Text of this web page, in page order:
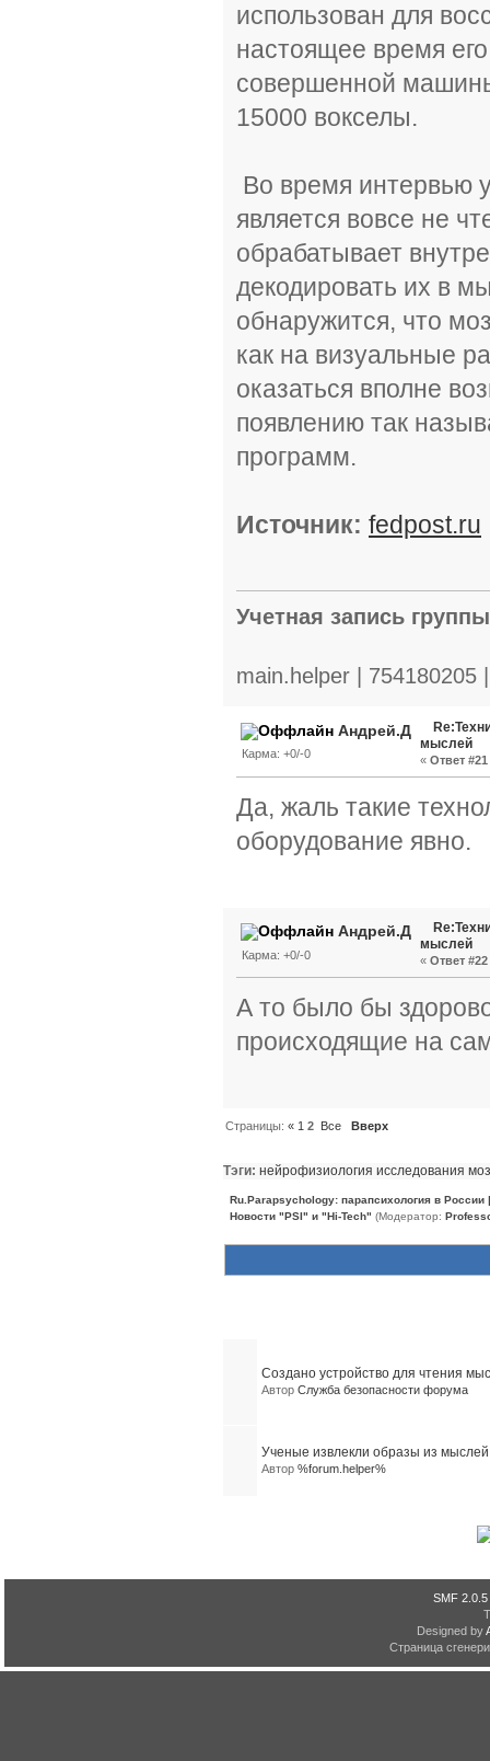
использован для
настоящее время
совершенной
15000 вокселы.
Во время интервью
является вовсе не
обрабатывает
декодировать их в
обнаружится, что
как на визуальные
оказаться вполне
появлению так
программ.
Источник: fedpost.ru
Учетная запись
main.helper |
Андрей.Д
Карма: +0/-0
мыслей
« Ответ
Да, жаль такие
оборудование явно.
Андрей.Д
Карма: +0/-0
мыслей
« Ответ
А то было бы
происходящие на
Страницы:« 1 2 Все Вверх
Тэги: нейрофизиология исследования
Ru.Parapsychology: парапсихология в
Новости "PSI" и "Hi-Tech" (Модератор:
Создано устройство для чтения
Автор Служба безопасности форума
Ученые извлекли образы из мыслей
Автор %forum.helper%
SMF 2.0.5
Designed by
Страница